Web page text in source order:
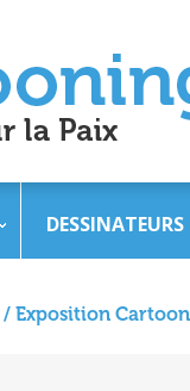
DESSINATEURS
/ Exposition